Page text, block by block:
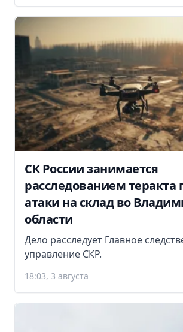
СК России занимается
расследованием теракта
атаки на склад во
области
Дело расследует Главное
управление СКР.
18:03, 3 августа